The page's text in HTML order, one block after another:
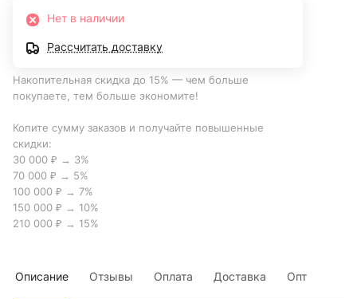
Нет в наличии
Рассчитать доставку
Накопительная скидка до 15% — чем больше
покупаете, тем больше экономите!
Копите сумму заказов и получайте повышенные
скидки:
30 000 ₽ → 3%
70 000 ₽ → 5%
100 000 ₽ → 7%
150 000 ₽ → 10%
210 000 ₽ → 15%
Описание Отзывы Оплата Доставка Опт